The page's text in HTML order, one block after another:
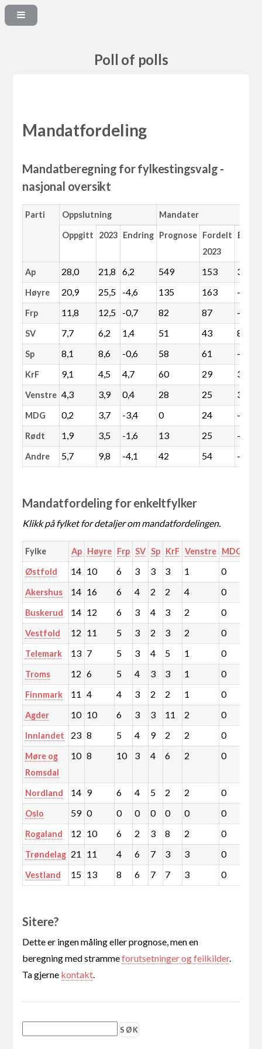
Poll of polls
Mandatfordeling
Mandatberegning for fylkestingsvalg -
nasjonal oversikt
Parti Oppslutning Mandater
Oppgitt 2023 Endring Prognose Fordelt
2023
Ap 28,0 21,8 6,2 549 153 396
Høyre 20,9 25,5 -4,6 135 163 -28
Frp 11,8 12,5 -0,7 82 87 -5
SV 7,7 6,2 1,4 51 43 8
Sp 8,1 8,6 -0,6 58 61 -3
KrF 9,1 4,5 4,7 60 29 31
Venstre 4,3 3,9 0,4 28 25 3
MDG 0,2 3,7 -3,4 0 24 -24
Rødt 1,9 3,5 -1,6 13 25 -12
Andre 5,7 9,8 -4,1 42 54 -12
Mandatfordeling for enkeltfylker
Klikk på fylket for detaljer om mandatfordelingen.
Fylke Ap Høyre Frp SV Sp KrF Venstre MDG
Østfold 14 10 6 3 3 3 1 0
Akershus 14 16 6 4 2 2 4 0
Buskerud 14 12 6 3 4 3 2 0
Vestfold 12 11 5 3 2 3 2 0
Telemark 13 7 5 3 4 5 1 0
Troms 12 6 5 4 3 3 1 0
Finnmark 11 4 4 3 2 2 1 0
Agder 10 10 6 3 3 11 2 0
Innlandet 23 8 5 4 9 2 2 0
Møre og
Romsdal
10 8 10 3 4 6 2 0
Nordland 14 9 6 4 5 2 2 0
Oslo 59 0 0 0 0 0 0 0
Rogaland 12 10 6 2 3 8 2 0
Trøndelag 21 11 4 6 7 3 3 0
Vestland 15 13 8 6 7 7 3 0
Sitere?
Dette er ingen måling eller prognose, men en
beregning med strammeforutsetninger og feilkilder.
Ta gjerne kontakt.